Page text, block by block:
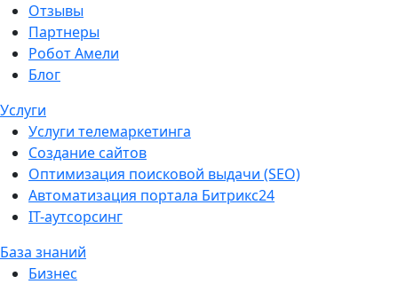
Отзывы
Партнеры
Робот Амели
Блог
Услуги
Услуги телемаркетинга
Создание сайтов
Оптимизация поисковой выдачи (SEO)
Автоматизация портала Битрикс24
IT-аутсорсинг
База знаний
Бизнес